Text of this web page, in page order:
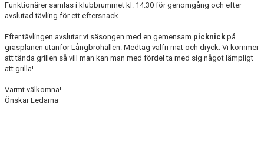
Funktionärer samlas i klubbrummet kl. 14.30 för genomgång och efter
avslutad tävling för ett eftersnack.
Efter tävlingen avslutar vi säsongen med en gemensam picknick på
gräsplanen utanför Långbrohallen. Medtag valfri mat och dryck. Vi kommer
att tända grillen så vill man kan man med fördel ta med sig något lämpligt
att grilla!
Varmt välkomna!
Önskar Ledarna